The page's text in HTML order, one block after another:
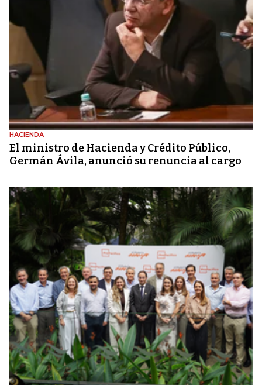
HACIENDA
El ministro de Hacienda y Crédito Público,
Germán Ávila, anunció su renuncia al cargo